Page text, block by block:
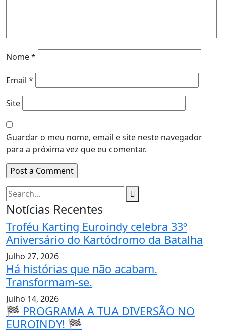
Nome*
Email *
Site
Guardar o meu nome, email e site neste navegador
para a próxima vez que eu comentar.
Notícias Recentes
Troféu Karting Euroindy celebra 33º
Aniversário do Kartódromo da Batalha
Julho 27, 2026
Há histórias que não acabam.
Transformam-se.
Julho 14, 2026
🏁 PROGRAMA A TUA DIVERSÃO NO
EUROINDY! 🏁